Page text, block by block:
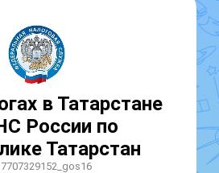
в Татарстане
России по
Татарстан